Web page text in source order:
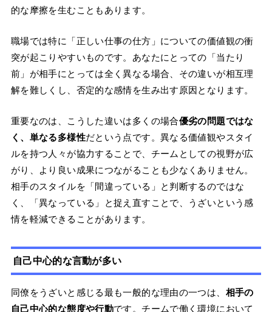
的な摩擦を生むこともあります。
職場では特に「正しい仕事の仕方」についての価値観の衝
突が起こりやすいものです。あなたにとっての「当たり
前」が相手にとっては全く異なる場合、その違いが相互理
解を難しくし、否定的な感情を生み出す原因となります。
重要なのは、こうした違いは多くの場合優劣の問題ではな
く、単なる多様性だという点です。異なる価値観やスタイ
ルを持つ人々が協力することで、チームとしての視野が広
がり、より良い成果につながることも少なくありません。
相手のスタイルを「間違っている」と判断するのではな
く、「異なっている」と捉え直すことで、うざいという感
情を軽減できることがあります。
自己中心的な言動が多い
同僚をうざいと感じる最も一般的な理由の一つは、 相手の
自己中心的な態度や行動です。チームで働く環境において